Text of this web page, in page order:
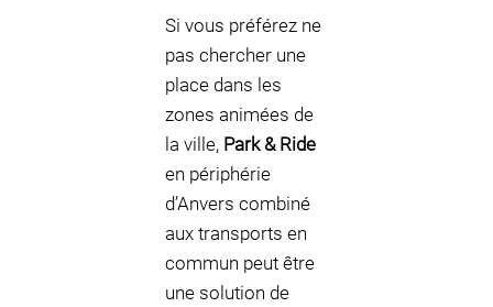
Si vous préférez ne
pas chercher une
place dans les
zones animées de
la ville, Park & Ride
en périphérie
d’Anvers combiné
aux transports en
commun peut être
une solution de